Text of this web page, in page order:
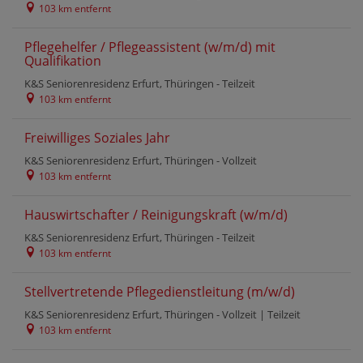
103 km entfernt
Pflegehelfer / Pflegeassistent (w/m/d) mit
Qualifikation
K&S Seniorenresidenz Erfurt, Thüringen -Teilzeit
103 km entfernt
Freiwilliges Soziales Jahr
K&S Seniorenresidenz Erfurt, Thüringen -Vollzeit
103 km entfernt
Hauswirtschafter / Reinigungskraft (w/m/d)
K&S Seniorenresidenz Erfurt, Thüringen -Teilzeit
103 km entfernt
Stellvertretende Pflegedienstleitung (m/w/d)
K&S Seniorenresidenz Erfurt, Thüringen -Vollzeit | Teilzeit
103 km entfernt